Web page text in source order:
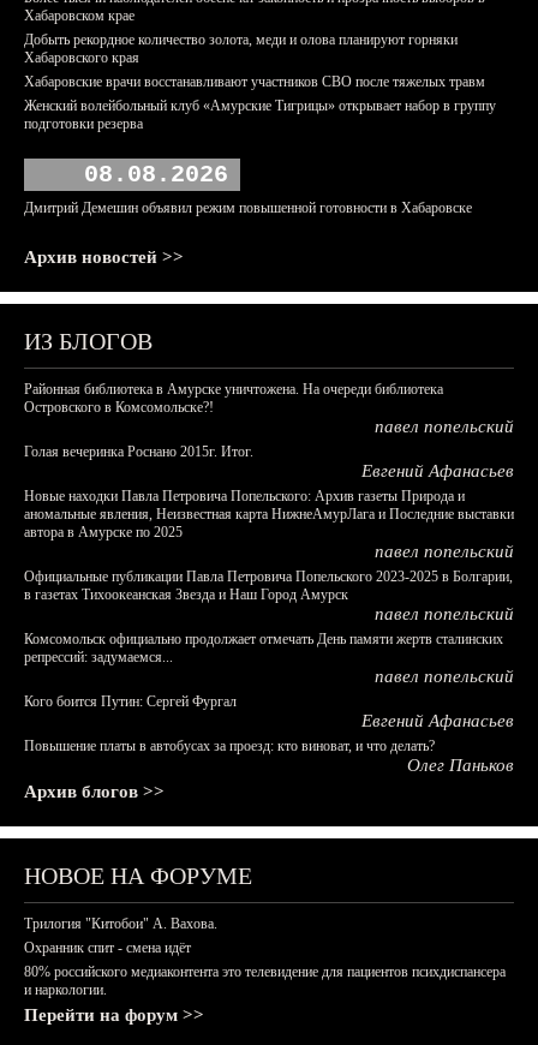
Хабаровском крае
Добыть рекордное количество золота, меди и олова планируют горняки
Хабаровского края
Хабаровские врачи восстанавливают участников СВО после тяжелых травм
Женский волейбольный клуб «Амурские Тигрицы» открывает набор в группу
подготовки резерва
08.08.2026
Дмитрий Демешин объявил режим повышенной готовности в Хабаровске
Архив новостей >>
ИЗ БЛОГОВ
Районная библиотека в Амурске уничтожена. На очереди библиотека
Островского в Комсомольске?!
павел попельский
Голая вечеринка Роснано 2015г. Итог.
Евгений Афанасьев
Новые находки Павла Петровича Попельского: Архив газеты Природа и
аномальные явления, Неизвестная карта НижнеАмурЛага и Последние выставки
автора в Амурске по 2025
павел попельский
Официальные публикации Павла Петровича Попельского 2023-2025 в Болгарии,
в газетах Тихоокеанская Звезда и Наш Город Амурск
павел попельский
Комсомольск официально продолжает отмечать День памяти жертв сталинских
репрессий: задумаемся...
павел попельский
Кого боится Путин: Сергей Фургал
Евгений Афанасьев
Повышение платы в автобусах за проезд: кто виноват, и что делать?
Олег Паньков
Архив блогов >>
НОВОЕ НА ФОРУМЕ
Трилогия "Китобои" А. Вахова.
Охранник спит - смена идёт
80% российского медиаконтента это телевидение для пациентов психдиспансера
и наркологии.
Перейти на форум >>